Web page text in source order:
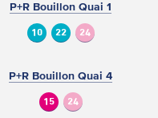
P+R Bouillon Quai 1
10 22 24
P+R Bouillon Quai 4
15 24